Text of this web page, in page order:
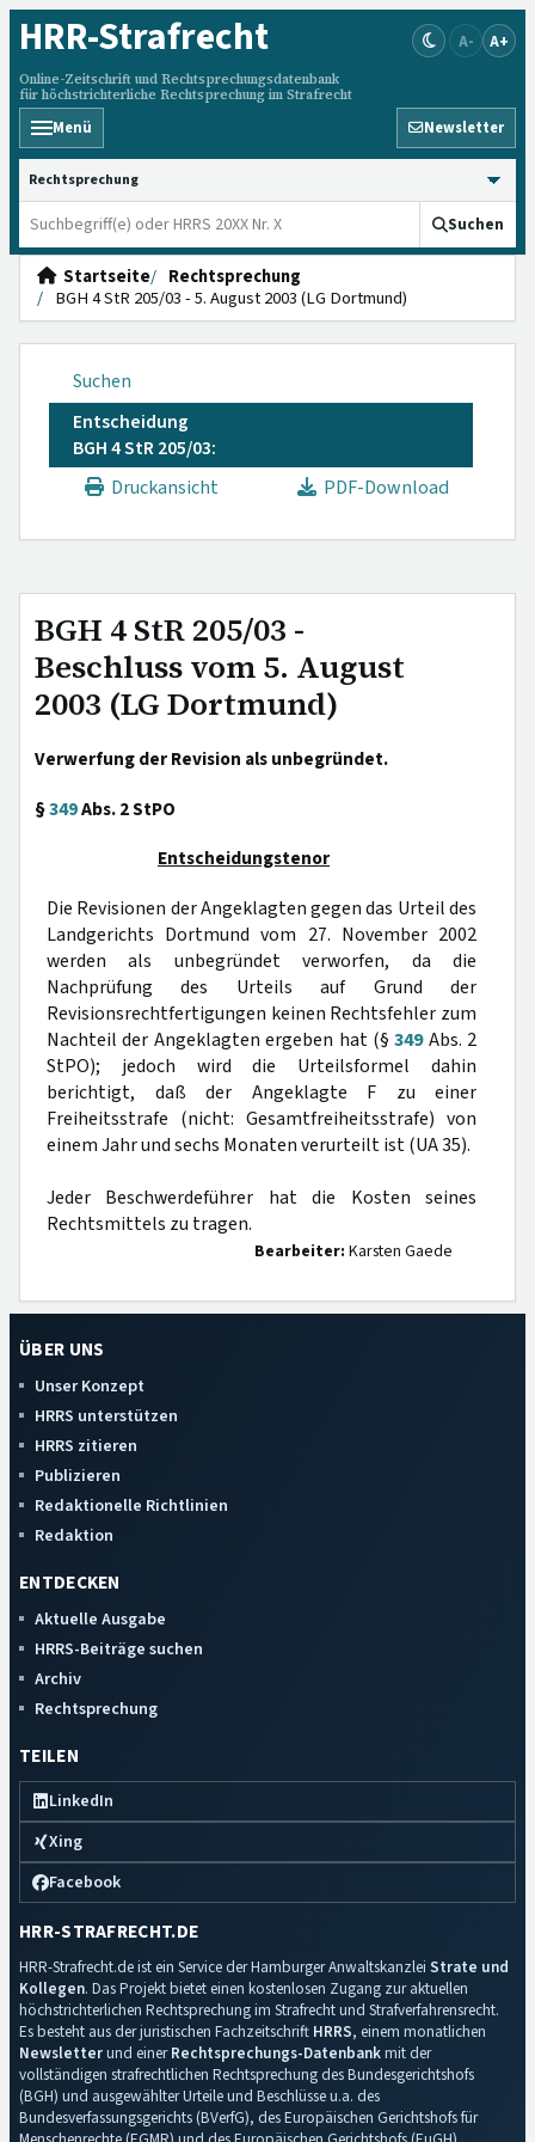
HRR-Strafrecht
Online-Zeitschrift und Rechtsprechungsdatenbank
für höchstrichterliche Rechtsprechung im Strafrecht
A- A+
Menü Newsletter
HRRS durchsuchen
Suchen
Startseite
Rechtsprechung
BGH 4 StR 205/03 - 5. August 2003 (LG Dortmund)
Suchen
Entscheidung
BGH 4 StR 205/03:
Druckansicht
PDF-Download
BGH 4 StR 205/03 -
Beschluss vom 5. August
2003 (LG Dortmund)
Verwerfung der Revision als unbegründet.
§349Abs. 2 StPO
Entscheidungstenor
Die Revisionen der Angeklagten gegen das Urteil des
Landgerichts Dortmund vom 27. November 2002
werden als unbegründet verworfen, da die
Nachprüfung des Urteils auf Grund der
Revisionsrechtfertigungen keinen Rechtsfehler zum
Nachteil der Angeklagten ergeben hat (§349Abs. 2
StPO); jedoch wird die Urteilsformel dahin
berichtigt, daß der Angeklagte F zu einer
Freiheitsstrafe (nicht: Gesamtfreiheitsstrafe) von
einem Jahr und sechs Monaten verurteilt ist (UA 35).
Jeder Beschwerdeführer hat die Kosten seines
Rechtsmittels zu tragen.
Bearbeiter: Karsten Gaede
ÜBER UNS
Unser Konzept
HRRS unterstützen
HRRS zitieren
Publizieren
Redaktionelle Richtlinien
Redaktion
ENTDECKEN
Aktuelle Ausgabe
HRRS-Beiträge suchen
Archiv
Rechtsprechung
TEILEN
LinkedIn
Xing
Facebook
HRR-STRAFRECHT.DE
HRR-Strafrecht.de ist ein Service der Hamburger Anwaltskanzlei Strate und
Kollegen. Das Projekt bietet einen kostenlosen Zugang zur aktuellen
höchstrichterlichen Rechtsprechung im Strafrecht und Strafverfahrensrecht.
Es besteht aus der juristischen Fachzeitschrift HRRS, einem monatlichen
Newsletterund einerRechtsprechungs-Datenbankmit der
vollständigen strafrechtlichen Rechtsprechung des Bundesgerichtshofs
(BGH) und ausgewählter Urteile und Beschlüsse u.a. des
Bundesverfassungsgerichts (BVerfG), des Europäischen Gerichtshofs für